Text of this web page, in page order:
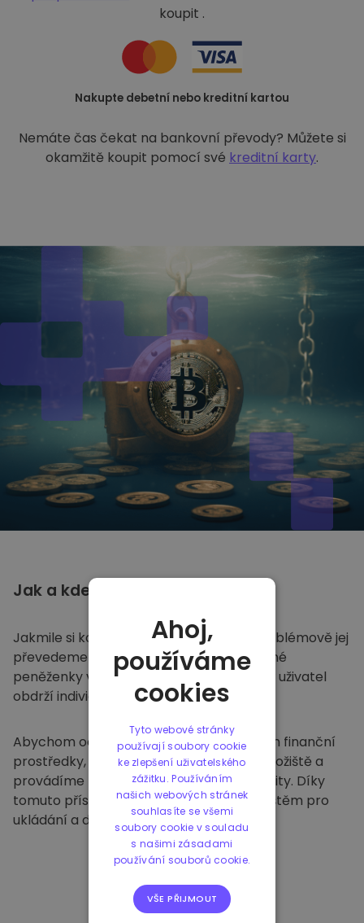
koupit .
Nakupte debetní nebo kreditní kartou
Nemáte čas čekat na bankovní převody? Můžete si
okamžitě koupit pomocí své kreditní karty.
Jak a kde
Jakmile si koupíte na Kriptomatu
, bezproblémově jej
převedeme do vaší vyhrazené a bezpečné
peněženky v rámci naší platformy. Každý uživatel
obdrží individuální peněženku.
Abychom ochránili naše zákazníky a jejich finanční
prostředky, nabízíme bezpečné offline úložiště a
provádíme pravidelné bezpečnostní audity. Díky
tomuto přístupu je naše platforma útočištěm pro
ukládání a dalších kryptoměn.
Ahoj,
používáme
cookies
Tyto webové stránky
používají soubory cookie
ke zlepšení uživatelského
zážitku. Používáním
našich webových stránek
souhlasíte se všemi
soubory cookie v souladu
s našimi zásadami
používání souborů cookie.
VŠE PŘIJMOUT